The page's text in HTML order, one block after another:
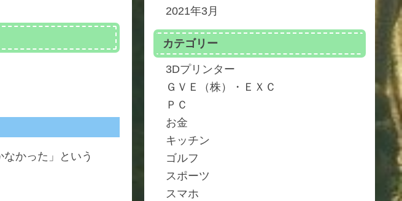
かった」という
2021年3月
カテゴリー
3Dプリンター
ＧＶＥ（株）・ＥＸＣ
ＰＣ
お金
キッチン
ゴルフ
スポーツ
スマホ